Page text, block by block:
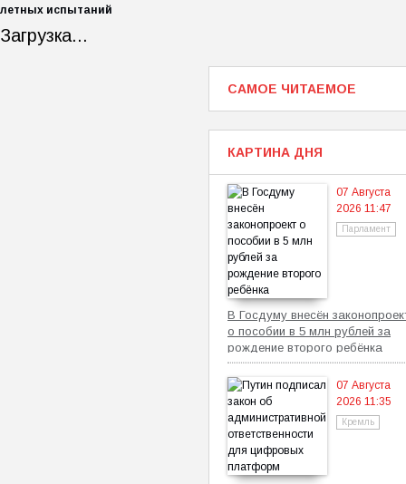
летных испытаний
Загрузка...
САМОЕ ЧИТАЕМОЕ
КАРТИНА ДНЯ
07 Августа
2026 11:47
Парламент
В Госдуму внесён
о пособии в 5 млн рублей за
рождение второго ребёнка
07 Августа
2026 11:35
Кремль